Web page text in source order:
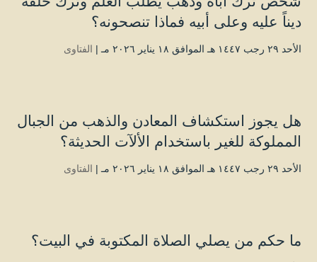
ديناً عليه وعلى أبيه فماذا تنصحونه؟
الأحد ۲۹ رجب ۱٤٤۷ هـ الموافق ۱۸ يناير ۲۰۲٦ مـ | الفتاوى
هل يجوز استكشاف المعادن والذهب من الجبال
المملوكة للغير باستخدام الألآت الحديثة؟
الأحد ۲۹ رجب ۱٤٤۷ هـ الموافق ۱۸ يناير ۲۰۲٦ مـ | الفتاوى
ما حكم من يصلي الصلاة المكتوبة في البيت؟